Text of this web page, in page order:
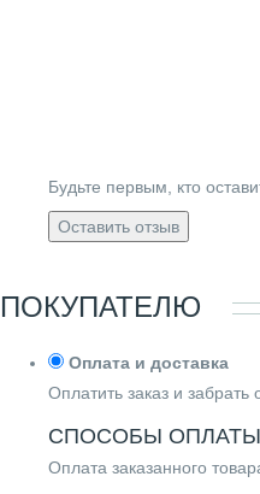
Будьте первым, кто
Оставить отзыв
ПОКУПАТЕЛЮ
Оплата и доставка
Оплатить заказ и
СПОСОБЫ ОПЛАТЫ
Оплата заказанного